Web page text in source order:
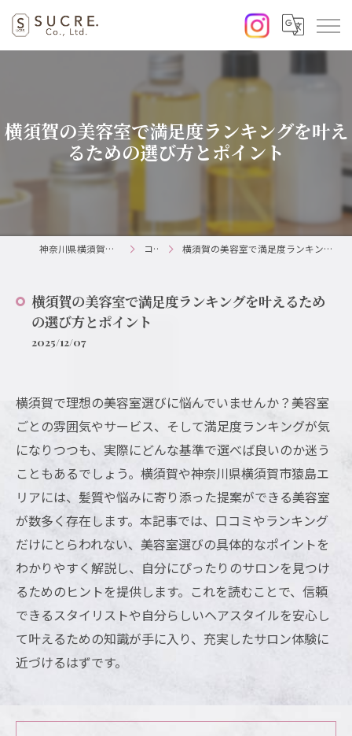
横須賀の美容室で満足度ランキングを叶え
るための選び方とポイント
神奈川県横須賀の美容室ならSUCRE. コラム 横須賀の美容室で満足度ランキングを叶えるための選び方とポイント
横須賀の美容室で満足度ランキングを叶えるため
の選び方とポイント
2025/12/07
横須賀で理想の美容室選びに悩んでいませんか？美容室
ごとの雰囲気やサービス、そして満足度ランキングが気
になりつつも、実際にどんな基準で選べば良いのか迷う
こともあるでしょう。横須賀や神奈川県横須賀市猿島エ
リアには、髪質や悩みに寄り添った提案ができる美容室
が数多く存在します。本記事では、口コミやランキング
だけにとらわれない、美容室選びの具体的なポイントを
わかりやすく解説し、自分にぴったりのサロンを見つけ
るためのヒントを提供します。これを読むことで、信頼
できるスタイリストや自分らしいヘアスタイルを安心し
て叶えるための知識が手に入り、充実したサロン体験に
近づけるはずです。